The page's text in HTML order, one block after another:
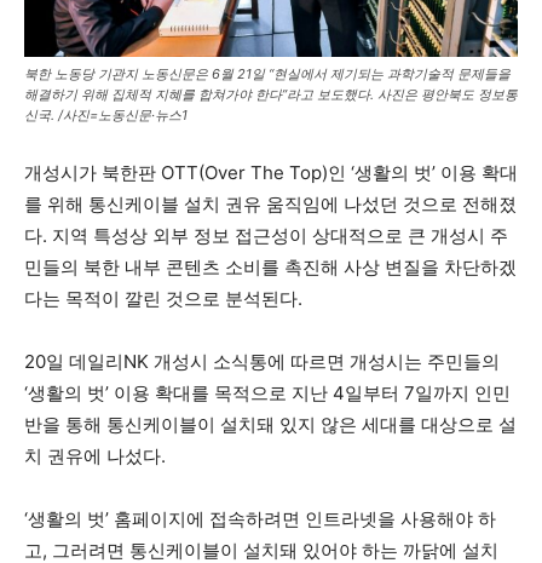
북한 노동당 기관지 노동신문은 6월 21일 “현실에서 제기되는 과학기술적 문제들을
해결하기 위해 집체적 지혜를 합쳐가야 한다”라고 보도했다. 사진은 평안북도 정보통
신국. /사진=노동신문·뉴스1
개성시가 북한판 OTT(Over The Top)인 ‘생활의 벗’ 이용 확대
를 위해 통신케이블 설치 권유 움직임에 나섰던 것으로 전해졌
다. 지역 특성상 외부 정보 접근성이 상대적으로 큰 개성시 주
민들의 북한 내부 콘텐츠 소비를 촉진해 사상 변질을 차단하겠
다는 목적이 깔린 것으로 분석된다.
20일 데일리NK 개성시 소식통에 따르면 개성시는 주민들의
‘생활의 벗’ 이용 확대를 목적으로 지난 4일부터 7일까지 인민
반을 통해 통신케이블이 설치돼 있지 않은 세대를 대상으로 설
치 권유에 나섰다.
‘생활의 벗’ 홈페이지에 접속하려면 인트라넷을 사용해야 하
고, 그러려면 통신케이블이 설치돼 있어야 하는 까닭에 설치